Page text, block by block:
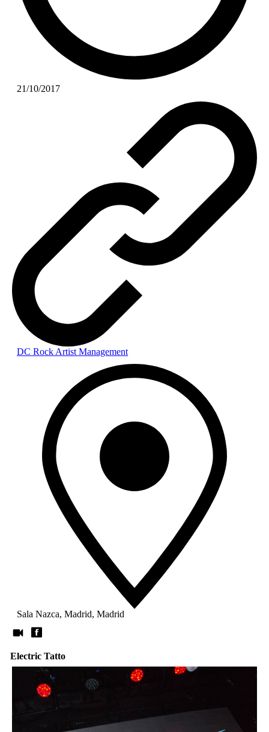
21/10/2017
DC Rock Artist Management
Sala Nazca, Madrid, Madrid
Electric Tatto